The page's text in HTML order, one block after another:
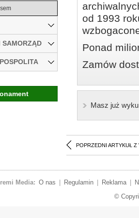
od 1993
Ponad
Zamów
Masz już
POPRZEDNI ARTYKUŁ Z
SAMORZĄD
Media: O nas Regulamin Reklama
©